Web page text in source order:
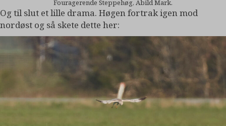
Fouragerende Steppehøg, Abild Mark.
Og til slut et lille drama. Høgen fortrak igen mod
nordøst og så skete dette her: